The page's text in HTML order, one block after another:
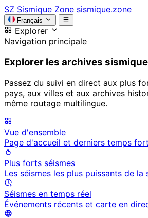
SZ Sismique Zone sismique.zone
Français
Explorer
Navigation principale
Explorer les archives
Passez du suivi en direct aux plus
pays, aux villes et aux archives
même routage multilingue.
Vue d'ensemble
Page d'accueil et derniers temps
Plus forts séismes
Les séismes les plus puissants de la
Séismes en temps réel
Événements récents et carte en